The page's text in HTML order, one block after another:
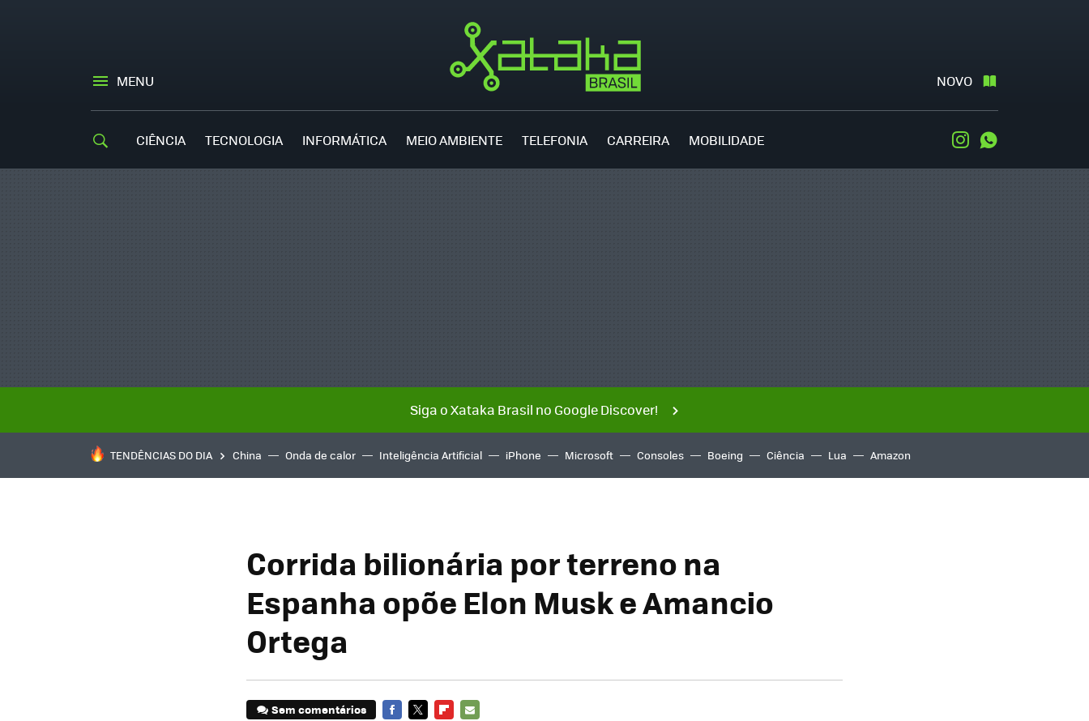
MENU NOVO
CIÊNCIA TECNOLOGIA INFORMÁTICA MEIO AMBIENTE TELEFONIA CARREIRA MOBILIDADE Instagram
Siga o Xataka Brasil no Google Discover!
TENDÊNCIAS DO DIA China Onda de calor Inteligência Artificial iPhone Microsoft Consoles Boeing Ciência Lua Amazon
Corrida bilionária por terreno na
Espanha opõe Elon Musk e Amancio
Ortega
Sem comentários